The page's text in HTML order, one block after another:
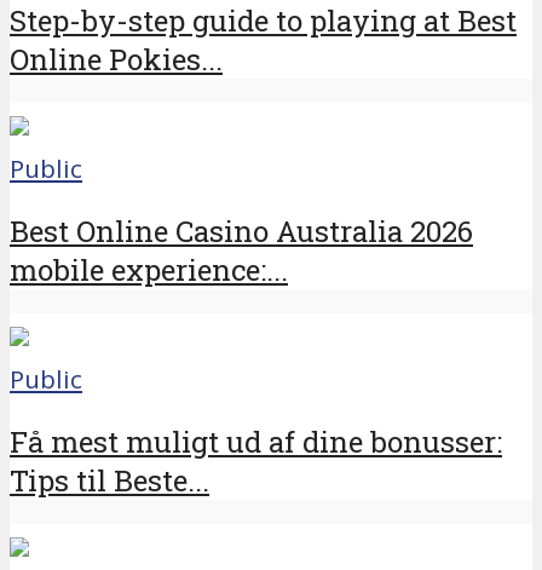
Step-by-step guide to playing at Best
Online Pokies...
Public
Best Online Casino Australia 2026
mobile experience:...
Public
Få mest muligt ud af dine bonusser:
Tips til Beste...